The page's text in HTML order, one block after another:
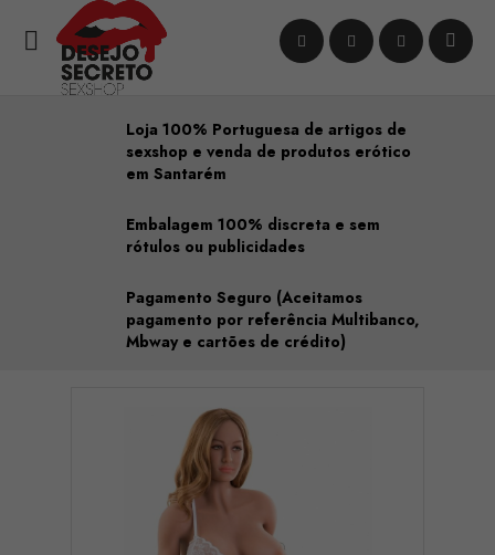

Loja 100% Portuguesa de artigos de
sexshop e venda de produtos erótico
em Santarém
Embalagem 100% discreta e sem
rótulos ou publicidades
Pagamento Seguro (Aceitamos
pagamento por referência Multibanco,
Mbway e cartões de crédito)